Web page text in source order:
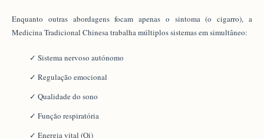
Enquanto outras abordagens focam apenas o sintoma (o cigarro), a
Medicina Tradicional Chinesa trabalha múltiplos sistemas em simultâneo:
✓ Sistema nervoso autónomo
✓ Regulação emocional
✓ Qualidade do sono
✓ Função respiratória
✓ Energia vital (Qi)